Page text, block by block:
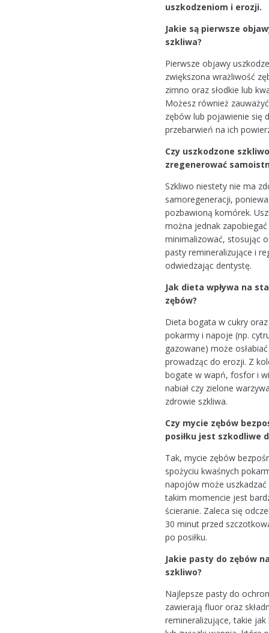
uszkodzeniom i erozji.
Jakie są pierwsze
szkliwa?
Pierwsze objawy
zwiększona wrażliwość
zimno oraz słodkie lub
Możesz również
zębów lub pojawienie się
przebarwień na ich
Czy uszkodzone
zregenerować
Szkliwo niestety nie ma
samoregeneracji,
pozbawioną komórek.
można jednak zapobiegać
minimalizować, stosując
pasty remineralizujące i
odwiedzając dentystę.
Jak dieta wpływa na
zębów?
Dieta bogata w cukry
pokarmy i napoje (np.
gazowane) może
prowadząc do erozji. Z
bogate w wapń, fosfor i
nabiał czy zielone
zdrowie szkliwa.
Czy mycie zębów
posiłku jest szkodliwe
Tak, mycie zębów
spożyciu kwaśnych
napojów może
takim momencie jest
ścieranie. Zaleca się
30 minut przed
po posiłku.
Jakie pasty do zębów
szkliwo?
Najlepsze pasty do
zawierają fluor oraz
remineralizujące, takie